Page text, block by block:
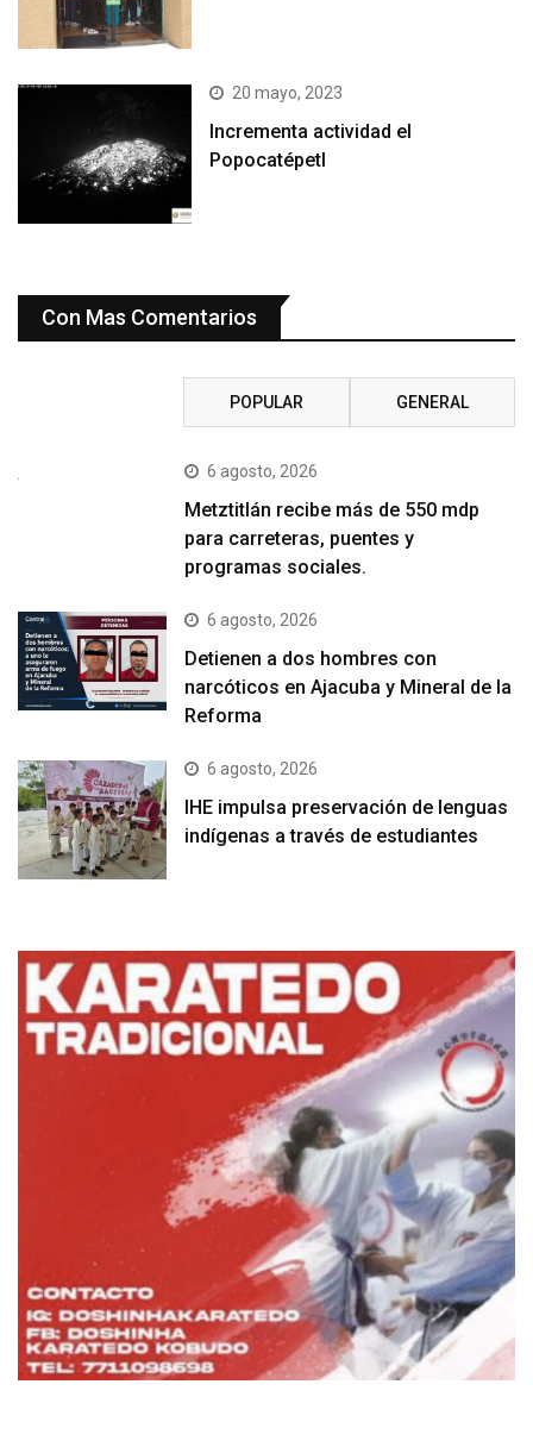
20 mayo, 2023
Incrementa actividad el
Popocatépetl
Con Mas Comentarios
POPULAR GENERAL
6 agosto, 2026
Metztitlán recibe más de 550 mdp
para carreteras, puentes y
programas sociales.
6 agosto, 2026
Detienen a dos hombres con
narcóticos en Ajacuba y Mineral de la
Reforma
6 agosto, 2026
IHE impulsa preservación de lenguas
indígenas a través de estudiantes